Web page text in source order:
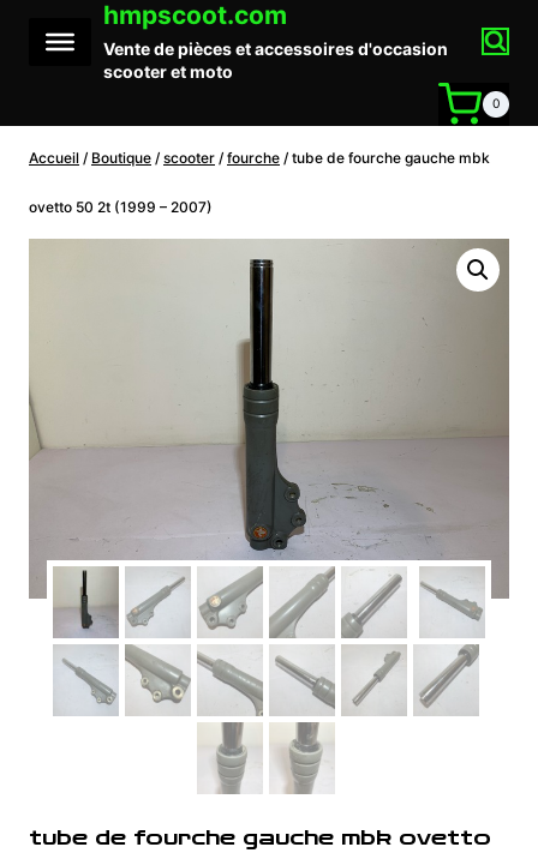
contenu
hmpscoot.com
Vente de pièces et accessoires d'occasion
scooter et moto
0
Accueil / Boutique / scooter / fourche / tube de fourche gauche mbk
ovetto 50 2t (1999 – 2007)
tube de fourche gauche mbk ovetto